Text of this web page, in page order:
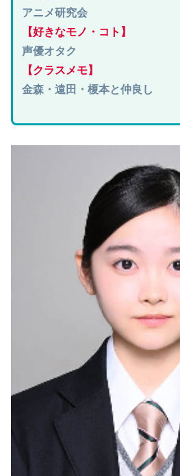
アニメ研究会
【好きなモノ・コト】
声優オタク
【クラスメモ】
金森・遠田・榎本と仲良し